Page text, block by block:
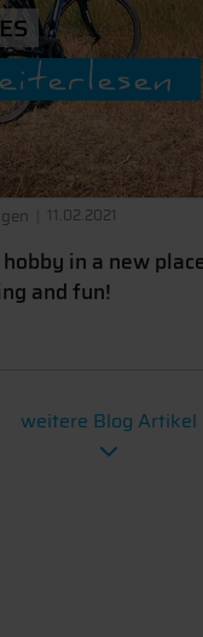
11.02.2021
in a new
and fun!
weitere Blog Artikel